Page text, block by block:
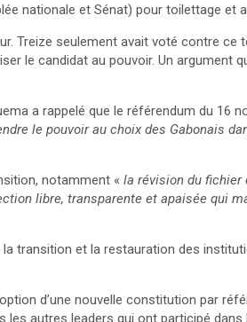
nationale et Sénat) pour toilettage et
Treize seulement avait voté contre ce
le candidat au pouvoir. Un argument
a rappelé que le référendum du 16
le pouvoir au choix des Gabonais
notamment « la révision du fichier
libre, transparente et apaisée qui
transition et la restauration des
d’une nouvelle constitution par
les autres leaders qui ont participé